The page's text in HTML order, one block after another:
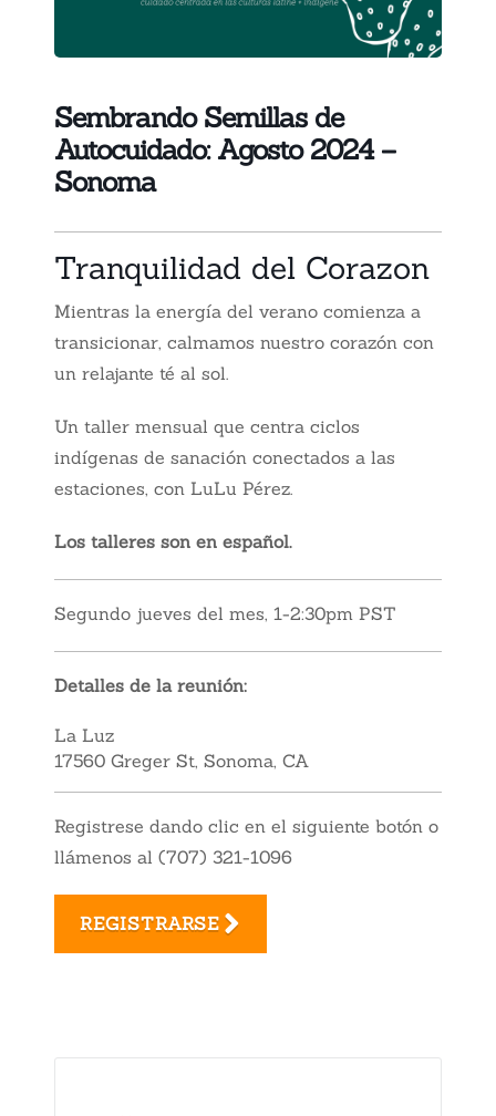
Sembrando Semillas de
Autocuidado: Agosto 2024 –
Sonoma
Tranquilidad del Corazon
Mientras la energía del verano comienza a
transicionar, calmamos nuestro corazón con
un relajante té al sol.
Un taller mensual que centra ciclos
indígenas de sanación conectados a las
estaciones, con LuLu Pérez.
Los talleres son en español.
Segundo jueves del mes, 1-2:30pm PST
Detalles de la reunión:
La Luz
17560 Greger St, Sonoma, CA
Registrese dando clic en el siguiente botón o
llámenos al (707) 321-1096
REGISTRARSE